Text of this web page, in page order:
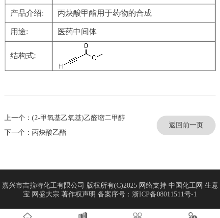
产品介绍: 丙炔酸甲酯用于药物的合成
用途: 医药中间体
结构式:
上一个：(2-甲氧基乙氧基)乙醛缩二甲醇
下一个：丙炔酸乙酯
返回前一页
嘉兴市吉拉特化工有限公司 版权所有(C)2025 网络支持 中国化工网 生意
宝 网盛大宗 著作权声明 备案序号：浙ICP备08011511号-1